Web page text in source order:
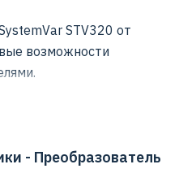
STV320 от
возможности
управления без
надежное
как насосы,
- Преобразователь